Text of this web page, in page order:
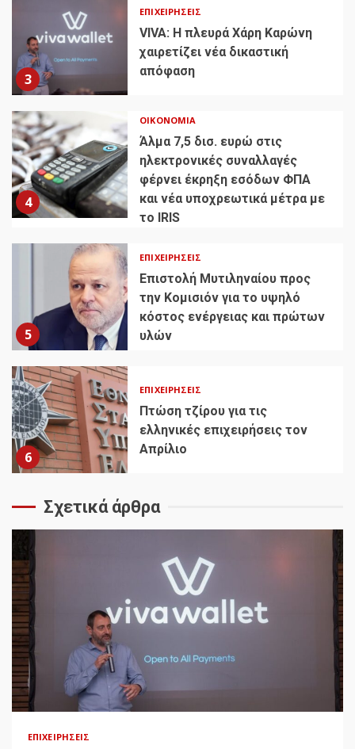
3
ΕΠΙΧΕΙΡΉΣΕΙΣ
VIVA: Η πλευρά Χάρη Καρώνη
χαιρετίζει νέα δικαστική
απόφαση
4
ΟΙΚΟΝΟΜΊΑ
Άλμα 7,5 δισ. ευρώ στις
ηλεκτρονικές συναλλαγές
φέρνει έκρηξη εσόδων ΦΠΑ
και νέα υποχρεωτικά μέτρα με
το IRIS
5
ΕΠΙΧΕΙΡΉΣΕΙΣ
Επιστολή Μυτιληναίου προς
την Κομισιόν για το υψηλό
κόστος ενέργειας και πρώτων
υλών
6
ΕΠΙΧΕΙΡΉΣΕΙΣ
Πτώση τζίρου για τις
ελληνικές επιχειρήσεις τον
Απρίλιο
Σχετικά άρθρα
ΕΠΙΧΕΙΡΉΣΕΙΣ